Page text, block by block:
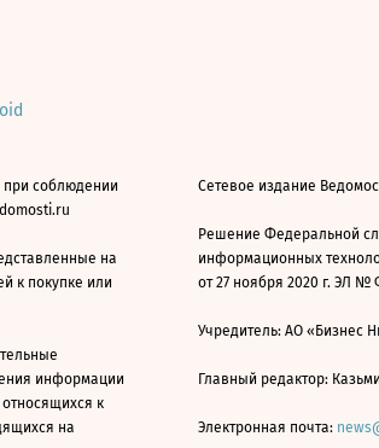
при соблюдении
на
к покупке или
информации
к
на
Сетевое издание
Решение Федеральной
информационных
от 27 ноября 2020 г. ЭЛ №
Учредитель: АО «Бизнес
Главный редактор:
Электронная почта: